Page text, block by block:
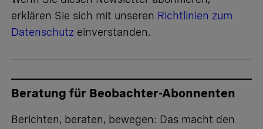
erklären Sie sich mit unseren Richtlinien zum
Datenschutz einverstanden.
Beratung für Beobachter-Abonnenten
Berichten, beraten, bewegen: Das macht den